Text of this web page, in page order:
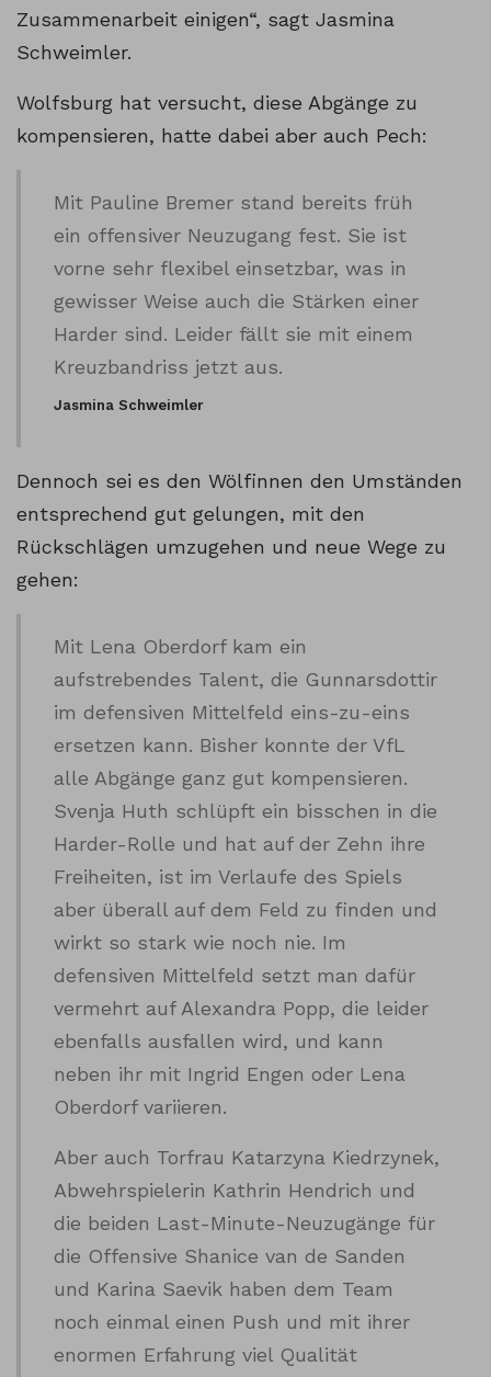
Zusammenarbeit einigen“, sagt Jasmina
Schweimler.
Wolfsburg hat versucht, diese Abgänge zu
kompensieren, hatte dabei aber auch Pech:
Mit Pauline Bremer stand bereits früh
ein offensiver Neuzugang fest. Sie ist
vorne sehr flexibel einsetzbar, was in
gewisser Weise auch die Stärken einer
Harder sind. Leider fällt sie mit einem
Kreuzbandriss jetzt aus.
Jasmina Schweimler
Dennoch sei es den Wölfinnen den Umständen
entsprechend gut gelungen, mit den
Rückschlägen umzugehen und neue Wege zu
gehen:
Mit Lena Oberdorf kam ein
aufstrebendes Talent, die Gunnarsdottir
im defensiven Mittelfeld eins-zu-eins
ersetzen kann. Bisher konnte der VfL
alle Abgänge ganz gut kompensieren.
Svenja Huth schlüpft ein bisschen in die
Harder-Rolle und hat auf der Zehn ihre
Freiheiten, ist im Verlaufe des Spiels
aber überall auf dem Feld zu finden und
wirkt so stark wie noch nie. Im
defensiven Mittelfeld setzt man dafür
vermehrt auf Alexandra Popp, die leider
ebenfalls ausfallen wird, und kann
neben ihr mit Ingrid Engen oder Lena
Oberdorf variieren.
Aber auch Torfrau Katarzyna Kiedrzynek,
Abwehrspielerin Kathrin Hendrich und
die beiden Last-Minute-Neuzugänge für
die Offensive Shanice van de Sanden
und Karina Saevik haben dem Team
noch einmal einen Push und mit ihrer
enormen Erfahrung viel Qualität